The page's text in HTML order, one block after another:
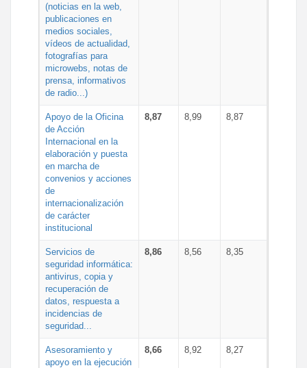
(noticias en la web,
publicaciones en
medios sociales,
vídeos de actualidad,
fotografías para
microwebs, notas de
prensa, informativos
de radio...)
Apoyo de la Oficina
de Acción
Internacional en la
elaboración y puesta
en marcha de
convenios y acciones
de
internacionalización
de carácter
institucional
8,87 8,99 8,87
Servicios de
seguridad informática:
antivirus, copia y
recuperación de
datos, respuesta a
incidencias de
seguridad...
8,86 8,56 8,35
Asesoramiento y
apoyo en la ejecución
8,66 8,92 8,27